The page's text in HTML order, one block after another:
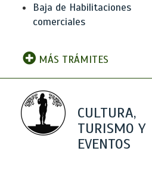
Baja de Habilitaciones
comerciales
MÁS TRÁMITES
CULTURA,
TURISMO Y
EVENTOS